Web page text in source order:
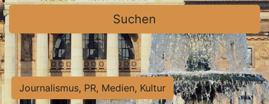
Suchen
Journalismus, PR, Medien, Kultur